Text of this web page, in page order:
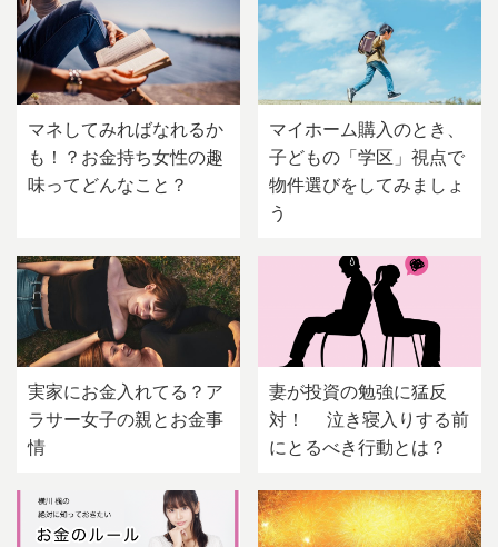
マネしてみればなれるか
も！？お金持ち女性の趣
味ってどんなこと？
マイホーム購入のとき、
子どもの「学区」視点で
物件選びをしてみましょ
う
実家にお金入れてる？ア
ラサー女子の親とお金事
情
妻が投資の勉強に猛反
対！ 泣き寝入りする前
にとるべき行動とは？